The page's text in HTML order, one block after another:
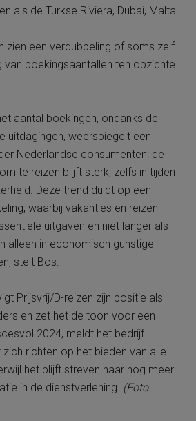
als de Turkse Riviera, Dubai, Malta
zien een verdubbeling of soms zelf
van boekingsaantallen ten opzichte
aantal boekingen, ondanks de
uitdagingen, weerspiegelt een
Nederlandse consumenten: de
te reizen blijft sterk, zelfs in tijden
Deze trend duidt op een
waarbij vakanties en reizen
uitgaven en niet langer als
alleen in economisch gunstige
stelt Bos.
Prijsvrij/D-reizen zijn positie als
en zet het de toon voor een
2024, meldt het bedrijf.
richten op het bieden van alle
het blijft streven naar nog meer
in de dienstverlening. (Foto